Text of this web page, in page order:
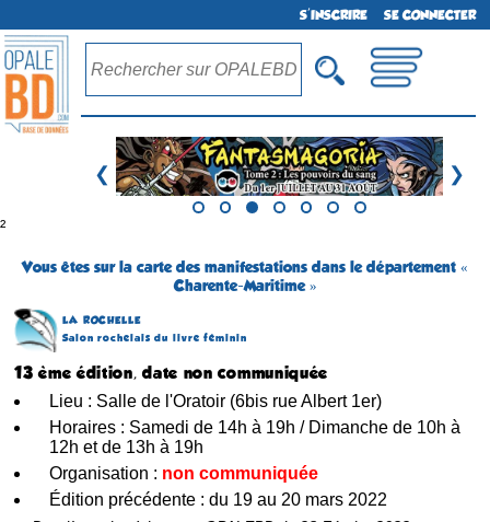
S'INSCRIRE SE CONNECTER
❮ ❯
²
Vous êtes sur la carte des manifestations dans le département «
Charente-Maritime »
LA ROCHELLE
Salon rochelais du livre féminin
13 ème édition, date non communiquée
Lieu : Salle de l'Oratoir (6bis rue Albert 1er)
Horaires : Samedi de 14h à 19h / Dimanche de 10h à
12h et de 13h à 19h
Organisation : non communiquée
Édition précédente : du 19 au 20 mars 2022